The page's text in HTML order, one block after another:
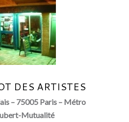
DES ARTISTES
– 75005 Paris – Métro
Mutualité